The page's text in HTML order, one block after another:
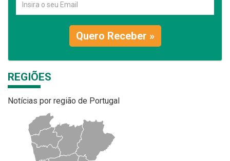
Quero Receber »
REGIÕES
Notícias por região de Portugal